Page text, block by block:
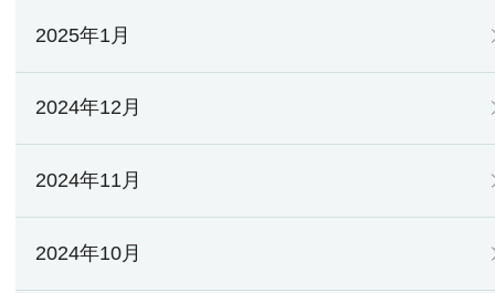
2025年1月
2024年12月
2024年11月
2024年10月